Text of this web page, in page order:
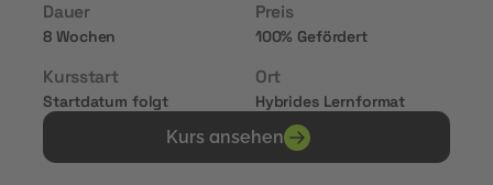
Dauer
8 Wochen
Preis
100% Gefördert
Kursstart
Startdatum folgt
Ort
Hybrides Lernformat
Kurs ansehen